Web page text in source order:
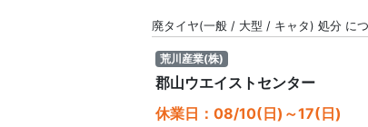
廃タイヤ(一般 / 大型 / キャタ) 処分 に
荒川産業(株)
郡山ウエイストセンター
休業日：08/10(日)～17(日)